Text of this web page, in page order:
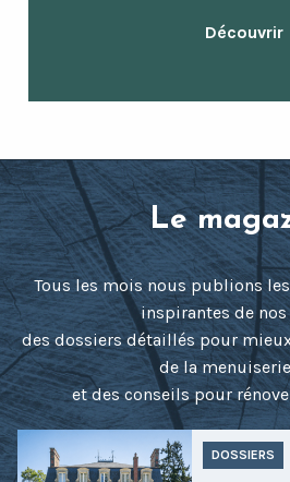
Découvrir
Le
Tous les mois nous publions
inspirantes de
des dossiers détaillés pour
de la
et des conseils pour
DOSSIERS